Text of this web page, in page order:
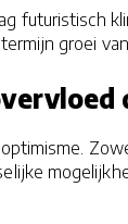
futuristisch
groei